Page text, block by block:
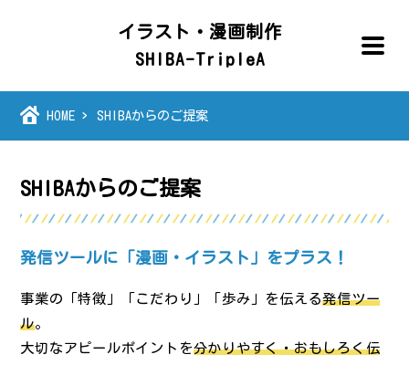
イラスト・漫画制作
SHIBA-TripleA
HOME SHIBAからのご提案
SHIBAからのご提案
発信ツールに「漫画・イラスト」をプラス！
事業の「特徴」「こだわり」「歩み」を伝える発信ツー
ル。
大切なアピールポイントを分かりやすく・おもしろく伝